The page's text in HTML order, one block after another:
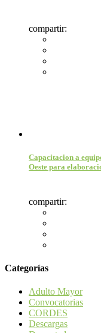
compartir:
Capacitacion a
Oeste para
compartir:
Categorías
Adulto Mayor
Convocatorias
CORDES
Descargas